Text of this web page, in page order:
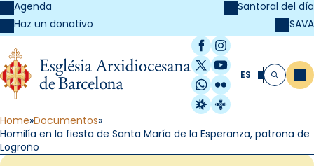
Agenda
Haz un donativo
Santoral del día
SAVA
Facebook
Instagram
X / Twitter
YouTube
WhatsApp
Flickr
Radio Estel
Catalunya
ES Buscar
Home Documentos
Homilía en la fiesta de Santa María de la Esperanza, patrona de
Logroño